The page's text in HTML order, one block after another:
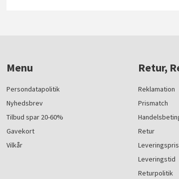
Menu
Persondatapolitik
Nyhedsbrev
Tilbud spar 20-60%
Gavekort
Vilkår
Retur,
Reklamation
Prismatch
Retur
Leveringstid
Returpolitik